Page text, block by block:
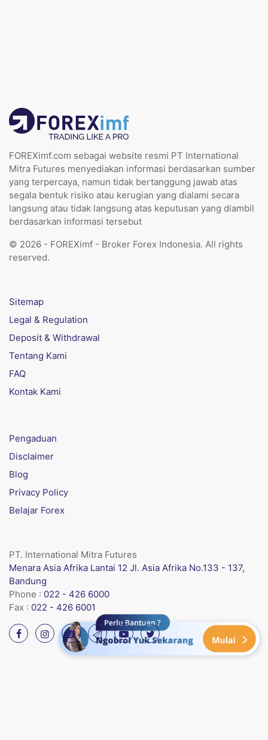
FOREXimf.com sebagai website resmi PT International
Mitra Futures menyediakan informasi berdasarkan sumber
yang terpercaya, namun tidak bertanggung jawab atas
segala bentuk risiko atau kerugian yang dialami secara
langsung atau tidak langsung atas keputusan yang diambil
berdasarkan informasi tersebut
© 2026 - FOREXimf - Broker Forex Indonesia. All rights
reserved.
Sitemap
Legal & Regulation
Deposit & Withdrawal
Tentang Kami
FAQ
Kontak Kami
Pengaduan
Disclaimer
Blog
Privacy Policy
Belajar Forex
PT. International Mitra Futures
Menara Asia Afrika Lantai 12 Jl. Asia Afrika No.133 - 137,
Bandung
Phone : 022 - 426 6000
Fax : 022 - 426 6001